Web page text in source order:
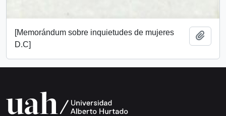
[Memorándum sobre inquietudes de mujeres
D.C]